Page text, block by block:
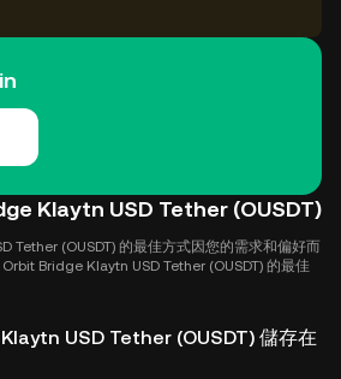
Klaytn USD Tether (OUSDT)
Tether (OUSDT) 的最佳方式因您的需求和偏好而
Bridge Klaytn USD Tether (OUSDT) 的最佳
USD Tether (OUSDT) 儲存在